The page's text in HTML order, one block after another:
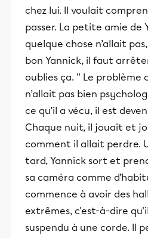
chez lui. Il voulait
passer. La petite amie de
quelque chose n’allait
bon Yannick, il faut
oublies ça. '' Le problème
n’allait pas bien
ce qu’il a vécu, il est
Chaque nuit, il jouait et
comment il allait perdre.
tard, Yannick sort et
sa caméra comme
commence à avoir des
extrêmes, c'est-à-dire
suspendu à une corde. Il